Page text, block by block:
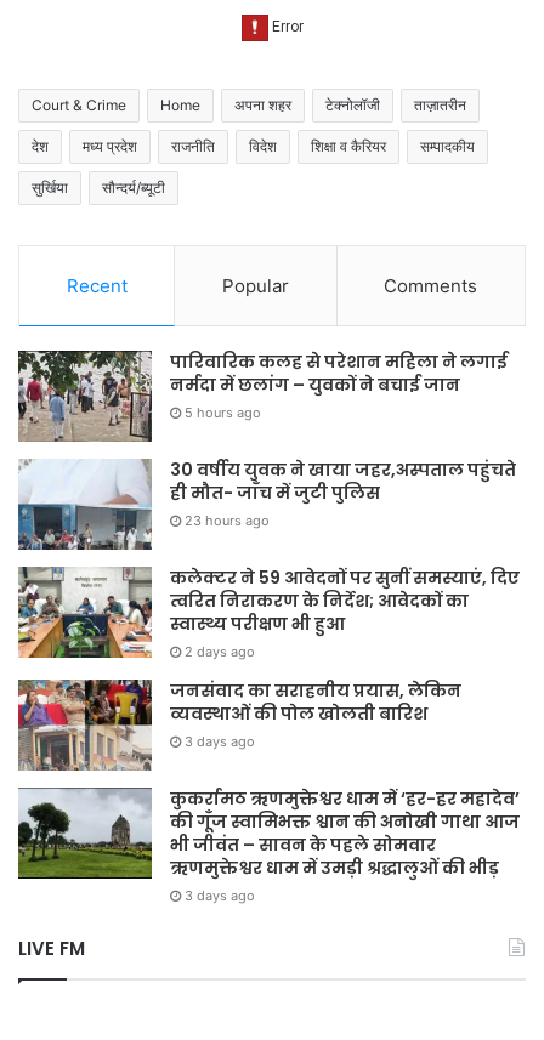
Court & Crime Home अपना शहर टेक्नोलॉजी ताज़ातरीन
देश मध्य प्रदेश राजनीति विदेश शिक्षा व कैरियर सम्पादकीय
सुर्खिया सौन्दर्य/ब्यूटी
Recent Popular Comments
पारिवारिक कलह से परेशान महिला ने लगाई
नर्मदा में छलांग – युवकों ने बचाई जान
5 hours ago
30 वर्षीय युवक ने खाया जहर,अस्पताल पहुंचते
ही मौत- जाँच में जुटी पुलिस
23 hours ago
कलेक्टर ने 59 आवेदनों पर सुनीं समस्याएं, दिए
त्वरित निराकरण के निर्देश; आवेदकों का
स्वास्थ्य परीक्षण भी हुआ
2 days ago
जनसंवाद का सराहनीय प्रयास, लेकिन
व्यवस्थाओं की पोल खोलती बारिश
3 days ago
कुकर्रामठ ऋणमुक्तेश्वर धाम में ‘हर-हर महादेव’
की गूँज स्वामिभक्त श्वान की अनोखी गाथा आज
भी जीवंत – सावन के पहले सोमवार
ऋणमुक्तेश्वर धाम में उमड़ी श्रद्धालुओं की भीड़
3 days ago
LIVE FM